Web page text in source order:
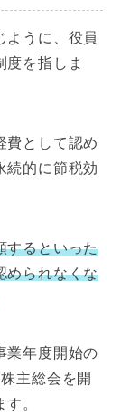
ように、役員
度を指しま
費として認め
続的に節税効
するといった
められなくな
業年度開始の
主総会を開
。